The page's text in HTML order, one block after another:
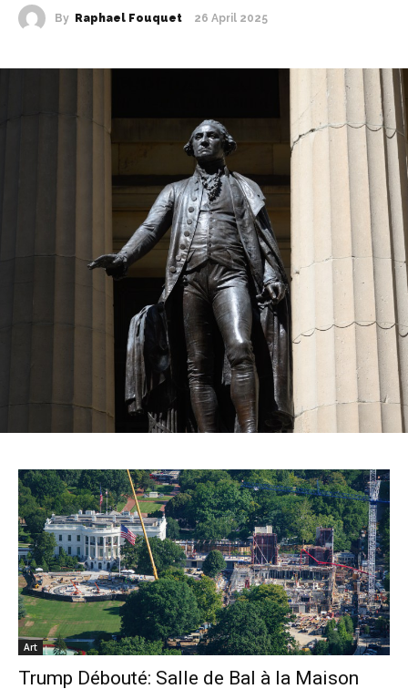
By Raphael Fouquet 26 April 2025
Art
Trump Débouté: Salle de Bal à la Maison